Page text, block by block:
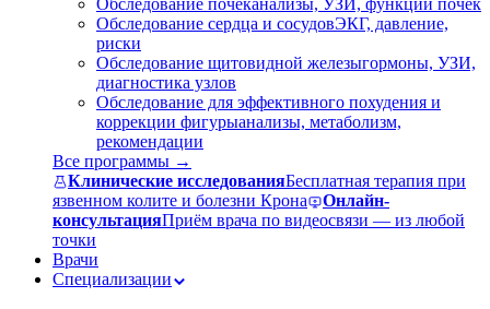
Обследование почеканализы, УЗИ, функции почек
Обследование сердца и сосудовЭКГ, давление,
риски
Обследование щитовидной железыгормоны, УЗИ,
диагностика узлов
Обследование для эффективного похудения и
коррекции фигурыанализы, метаболизм,
рекомендации
Все программы →
Клинические исследованияБесплатная терапия при
язвенном колите и болезни Крона
Онлайн-
консультацияПриём врача по видеосвязи — из любой
точки
Врачи
Специализации